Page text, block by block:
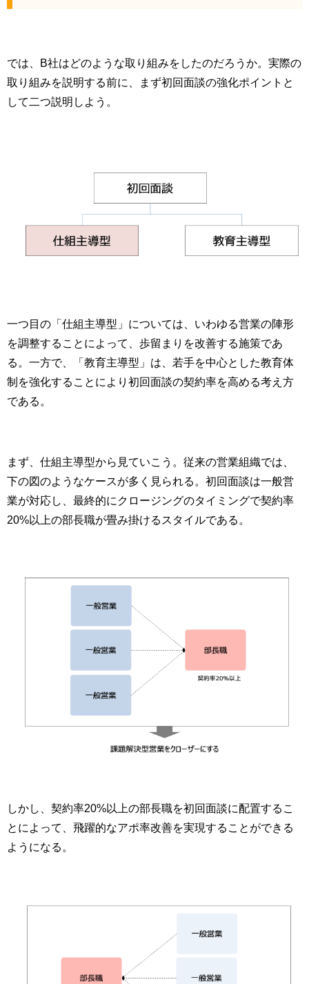
では、B社はどのような取り組みをしたのだろうか。実際の
取り組みを説明する前に、まず初回面談の強化ポイントと
して二つ説明しよう。
一つ目の「仕組主導型」については、いわゆる営業の陣形
を調整することによって、歩留まりを改善する施策であ
る。一方で、「教育主導型」は、若手を中心とした教育体
制を強化することにより初回面談の契約率を高める考え方
である。
まず、仕組主導型から見ていこう。従来の営業組織では、
下の図のようなケースが多く見られる。初回面談は一般営
業が対応し、最終的にクロージングのタイミングで契約率
20%以上の部長職が畳み掛けるスタイルである。
しかし、契約率20%以上の部長職を初回面談に配置するこ
とによって、飛躍的なアポ率改善を実現することができる
ようになる。